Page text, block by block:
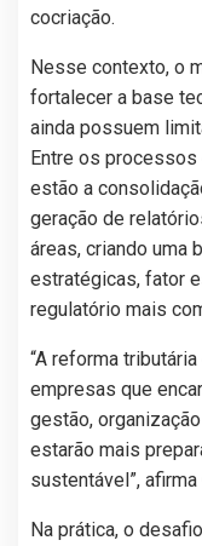
cocriação.
Nesse contexto, o
fortalecer a base
ainda possuem
Entre os
estão a
geração de
áreas, criando uma
estratégicas, fator
regulatório mais
“A reforma
empresas que
gestão,
estarão mais
sustentável”, afirma
Na prática, o